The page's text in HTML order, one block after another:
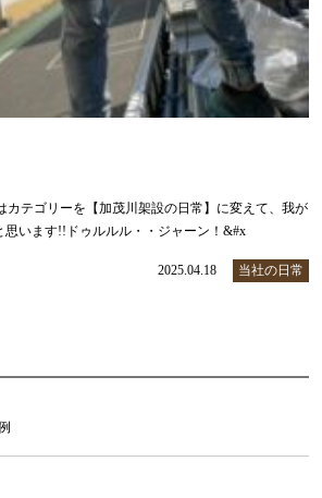
カテゴリーを【加茂川架設の日常】に変えて、我が
思います!!ドゥルルル・・ジャーン！&#x
2025.04.18 当社の日常